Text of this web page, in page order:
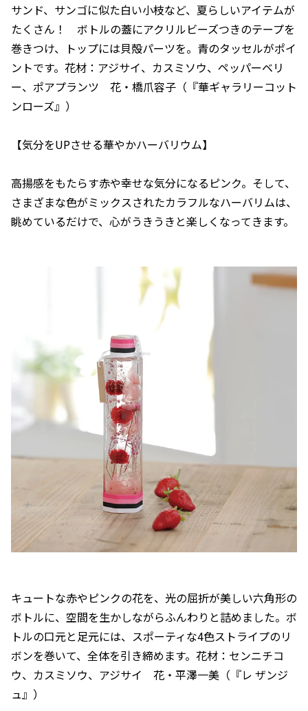
サンド、サンゴに似た白い小枝など、夏らしいアイテムが
たくさん！ ボトルの蓋にアクリルビーズつきのテープを
巻きつけ、トップには貝殻パーツを。青のタッセルがポイ
ントです。花材：アジサイ、カスミソウ、ペッパーベリ
ー、ポアプランツ 花・橋爪容子（『華ギャラリーコット
ンローズ』）
【気分をUPさせる華やかハーバリウム】
高揚感をもたらす赤や幸せな気分になるピンク。そして、
さまざまな色がミックスされたカラフルなハーバリムは、
眺めているだけで、心がうきうきと楽しくなってきます。
キュートな赤やピンクの花を、光の屈折が美しい六角形の
ボトルに、空間を生かしながらふんわりと詰めました。ボ
トルの口元と足元には、スポーティな4色ストライプのリ
ボンを巻いて、全体を引き締めます。花材：センニチコ
ウ、カスミソウ、アジサイ 花・平澤一美（『レ ザンジ
ュ』）